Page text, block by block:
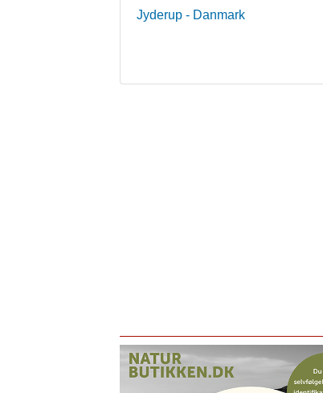
Jyderup - Danmark